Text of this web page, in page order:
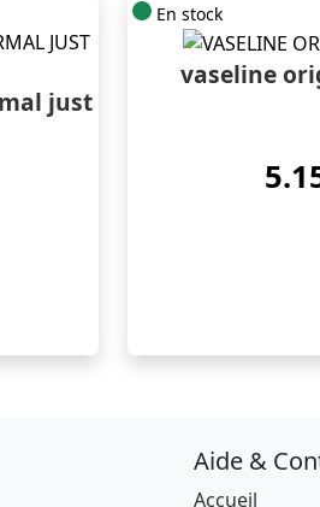
just
En stock
vaseline
Aide &
Accueil